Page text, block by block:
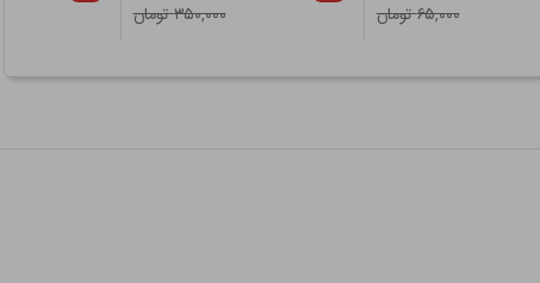
۶۵,۰۰۰ تومان
۳۵۰,۰۰۰ تومان